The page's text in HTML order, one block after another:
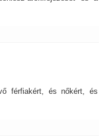
férfiakért, és nőkért, és